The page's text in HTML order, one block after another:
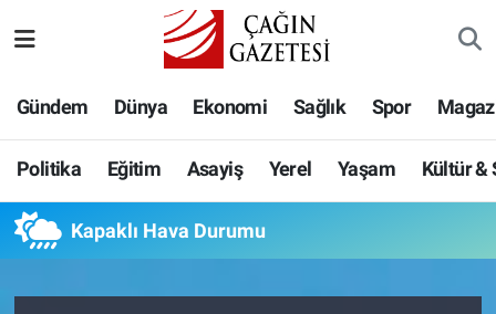
Gündem Dünya Ekonomi Sağlık Spor
Politika Eğitim Asayiş Yerel Yaşam Kültür &
Kapaklı Hava Durumu
Eğitim
Asayiş
Yerel
Hava Durumu
Namaz Vakitleri
Trafik Durumu